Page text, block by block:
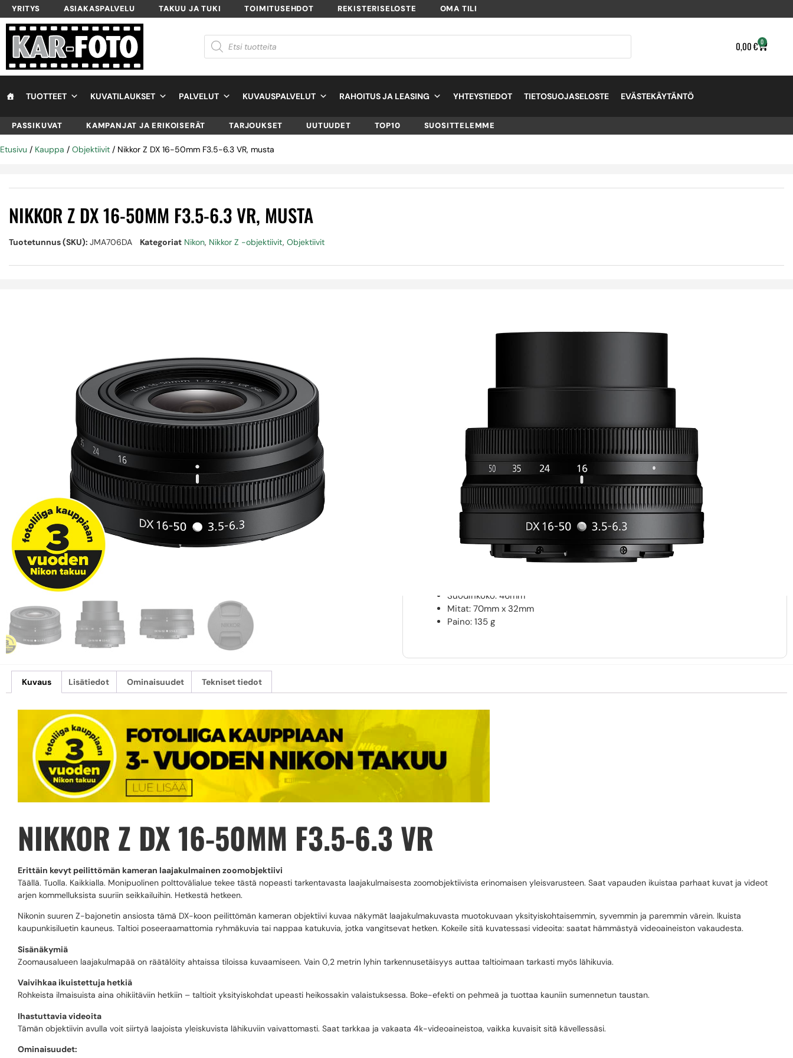
YRITYS ASIAKASPALVELU TAKUU JA TUKI TOIMITUSEHDOT REKISTERISELOSTE OMA TILI
0,00€ 0
TUOTTEET KUVATILAUKSET PALVELUT KUVAUSPALVELUT RAHOITUS JA LEASING YHTEYSTIEDOT TIETOSUOJASELOSTE EVÄSTEKÄYTÄNTÖ
PASSIKUVAT KAMPANJAT JA ERIKOISERÄT TARJOUKSET UUTUUDET TOP10 SUOSITTELEMME
Etusivu / Kauppa / Objektiivit / Nikkor Z DX 16-50mm F3.5-6.3 VR, musta
NIKKOR Z DX 16-50MM F3.5-6.3 VR, MUSTA
Tuotetunnus (SKU): JMA706DA Kategoriat Nikon, Nikkor Z -objektiivit, Objektiivit
Tyyppi: Nikonin Z-bajonetti
Kennokoko: DX/ APS-C
Polttoväli: 16-50 mm
Suurin aukko: F3.6
Pienin aukko: f/40
Objektiivin rakenne: 9 elementtiä 7 ryhmässä
Suodinkoko: 46mm
Mitat: 70mm x 32mm
Paino: 135 g
Kuvaus Lisätiedot Ominaisuudet Tekniset tiedot
NIKKOR Z DX 16-50MM F3.5-6.3 VR
Erittäin kevyt peilittömän kameran laajakulmainen zoomobjektiivi
Täällä. Tuolla. Kaikkialla. Monipuolinen polttovälialue tekee tästä nopeasti tarkentavasta laajakulmaisesta zoomobjektiivista erinomaisen yleisvarusteen. Saat vapauden ikuistaa parhaat kuvat ja videot
arjen kommelluksista suuriin seikkailuihin. Hetkestä hetkeen.
Nikonin suuren Z-bajonetin ansiosta tämä DX-koon peilittömän kameran objektiivi kuvaa näkymät laajakulmakuvasta muotokuvaan yksityiskohtaisemmin, syvemmin ja paremmin värein. Ikuista
kaupunkisiluetin kauneus. Taltioi poseeraamattomia ryhmäkuvia tai nappaa katukuvia, jotka vangitsevat hetken. Kokeile sitä kuvatessasi videoita: saatat hämmästyä videoaineiston vakaudesta.
Sisänäkymiä
Zoomausalueen laajakulmapää on räätälöity ahtaissa tiloissa kuvaamiseen. Vain 0,2 metrin lyhin tarkennusetäisyys auttaa taltioimaan tarkasti myös lähikuvia.
Vaivihkaa ikuistettuja hetkiä
Rohkeista ilmaisuista aina ohikiitäviin hetkiin – taltioit yksityiskohdat upeasti heikossakin valaistuksessa. Boke-efekti on pehmeä ja tuottaa kauniin sumennetun taustan.
Ihastuttavia videoita
Tämän objektiivin avulla voit siirtyä laajoista yleiskuvista lähikuviin vaivattomasti. Saat tarkkaa ja vakaata 4k-videoaineistoa, vaikka kuvaisit sitä kävellessäsi.
Ominaisuudet: